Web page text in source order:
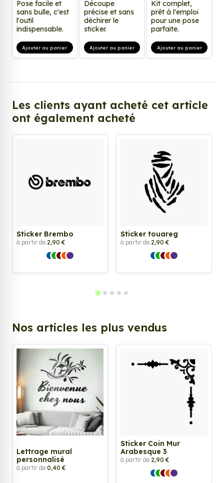
Pose facile et
sans bulle, c'est
l'outil
indispensable.
Ajouter au panier
Découpe
précise et sans
déchirer le
sticker.
Ajouter au panier
Kit complet,
prêt à l'emploi
pour une pose
parfaite.
Ajouter au panier
Les clients ayant acheté cet article
ont également acheté
Sticker Brembo
à partir de 2,90 €
Sticker touareg
à partir de 2,90 €
Nos articles les plus vendus
Lettrage mural
personnalisé
à partir de 0,40 €
Sticker Coin Mur
Arabesque 3
à partir de 2,90 €